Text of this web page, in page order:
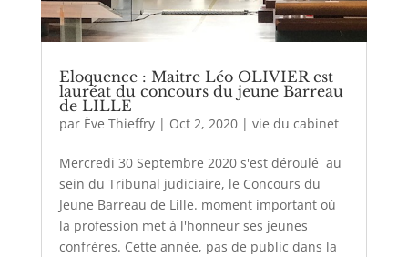
Eloquence : Maitre Léo OLIVIER est
lauréat du concours du jeune Barreau
de LILLE
par Ève Thieffry| Oct 2, 2020| vie du cabinet
Mercredi 30 Septembre 2020 s'est déroulé au
sein du Tribunal judiciaire, le Concours du
Jeune Barreau de Lille. moment important où
la profession met à l'honneur ses jeunes
confrères. Cette année, pas de public dans la